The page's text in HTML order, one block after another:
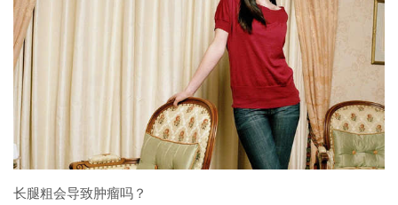
长腿粗会导致肿瘤吗？